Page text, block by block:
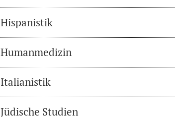
Hispanistik
Humanmedizin
Italianistik
Jüdische Studien